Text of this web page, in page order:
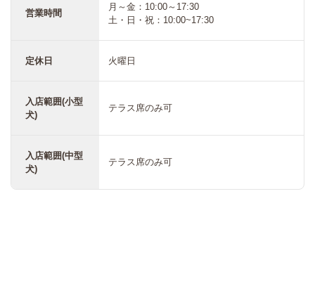
営業時間
月～金：10:00～17:30
土・日・祝：10:00~17:30
定休日 火曜日
入店範囲(小型
犬)
テラス席のみ可
入店範囲(中型
犬)
テラス席のみ可